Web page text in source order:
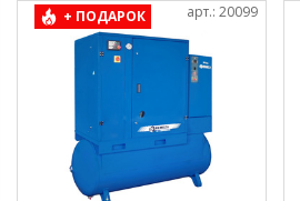
+ ПОДАРОК арт.: 20099